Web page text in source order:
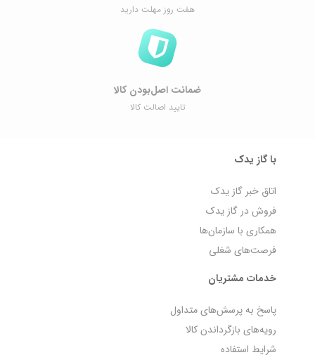
هفت روز مهلت دارید
ضمانت اصل‌بودن کالا
تایید اصالت کالا
با گاز یدک
اتاق خبر گاز یدک
فروش در گاز یدک
همکاری با سازمان‌ها
فرصت‌های شغلی
خدمات مشتریان
پاسخ به پرسش‌های متداول
رویه‌های بازگرداندن کالا
شرایط استفاده